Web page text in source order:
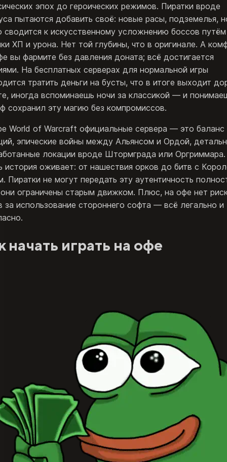
эпох до героических режимов. Пиратки вроде
пытаются добавить своё: новые расы, подземелья,
сводится к искусственному усложнению боссов путём
ХП и урона. Нет той глубины, что в оригинале. А
вы фармите без давления доната; всё достигается
На бесплатных серверах для нормальной игры
тратить деньги на бусты, что в итоге выходит
иногда вспоминаешь ночи за классикой — и
сохранил эту магию без компромиссов.
World of Warcraft официальные сервера — это баланс
эпические войны между Альянсом и Ордой,
локации вроде Штормграда или Оргриммара.
история оживает: от нашествия орков до битв с
Пиратки не могут передать эту аутентичность
ограничены старым движком. Плюс, на офе нет
за использование стороннего софта — всё легально и
начать играть на офе